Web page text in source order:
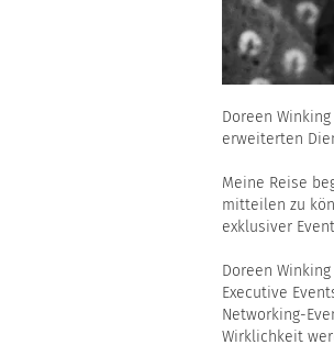
Doreen
erweiterten
Meine Reise
mitteilen zu
exklusiver
Doreen
Executive
Networking-
Wirklichkeit